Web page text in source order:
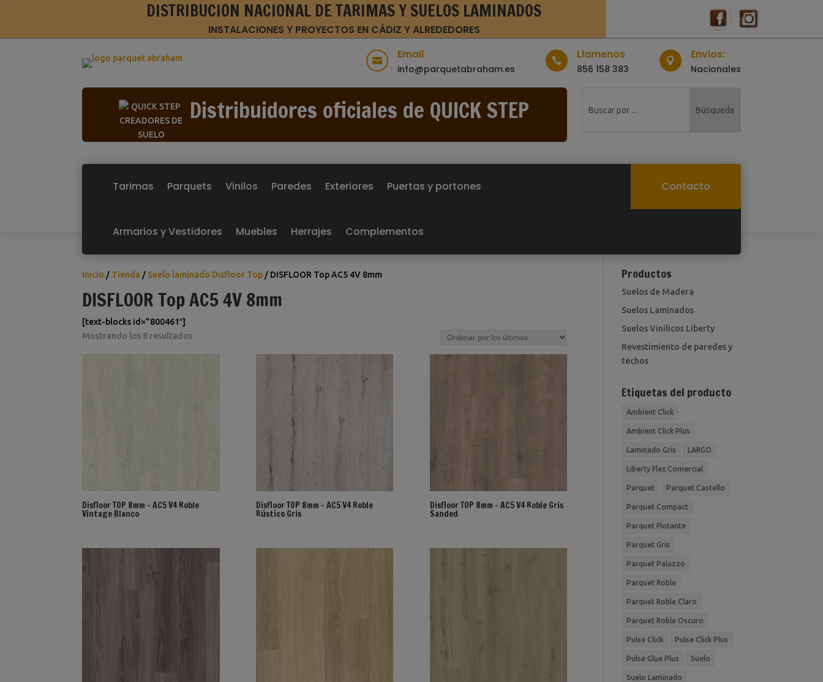
DISTRIBUCIÓN NACIONAL DE TARIMAS Y SUELOS LAMINADOS
INSTALACIONES Y PROYECTOS EN CÁDIZ Y ALREDEDORES
 Email
info@parquetabraham.es
 Llamenos
856 158 383
 Envios:
Nacionales
Distribuidores oficiales de QUICK STEP
Tarimas Parquets Vinilos Paredes Exteriores Puertas y portones
Armarios y Vestidores Muebles Herrajes Complementos
Contacto
Inicio / Tienda / Suelo laminado Disfloor Top / DISFLOOR Top AC5 4V 8mm
DISFLOOR Top AC5 4V 8mm
[text-blocks id=”800461″]
Mostrando los 8 resultadosOrdenado
Disfloor TOP 8mm – AC5 V4 Roble
Vintage Blanco
Disfloor TOP 8mm – AC5 V4 Roble
Rústico Gris
Disfloor TOP 8mm – AC5 V4 Roble Gris
Sanded
Productos
Suelos de Madera
Suelos Laminados
Suelos Vinilicos Liberty
Revestimiento de paredes y
techos
Etiquetas del producto
Ambient Click
Ambient Click Plus
Laminado Gris LARGO
Liberty Flex Comercial
Parquet Parquet Castello
Parquet Compact
Parquet Flotante
Parquet Gris
Parquet Palazzo
Parquet Roble
Parquet Roble Claro
Parquet Roble Oscuro
Pulse Click Pulse Click Plus
Pulse Glue Plus Suelo
Suelo Laminado